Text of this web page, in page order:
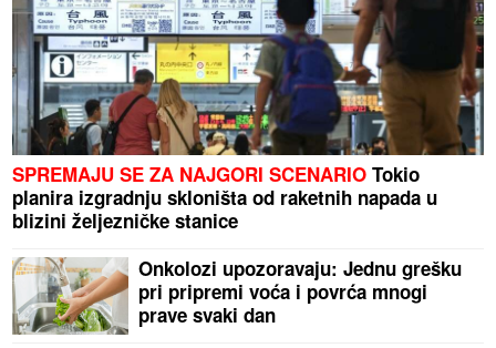
SPREMAJU SE ZA NAJGORI SCENARIO Tokio
planira izgradnju skloništa od raketnih napada u
blizini željezničke stanice
Onkolozi upozoravaju: Jednu grešku
pri pripremi voća i povrća mnogi
prave svaki dan